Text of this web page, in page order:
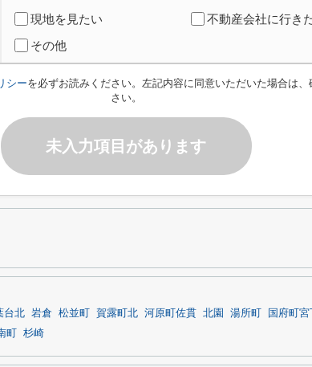
現地を見たい
不動産会社に行き
その他
シーを必ずお読みください。左記内容に同意いただいた場合は
さい。
未入力項目があります
台北 岩倉 松並町 賀露町北 河原町佐貫 北園 湯所町 国府町宮
町 杉崎